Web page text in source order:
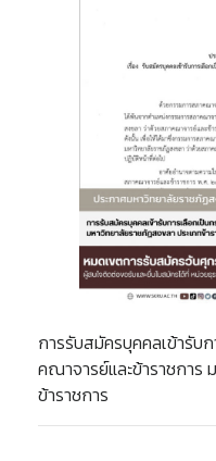
การรับสมัครบุคคลเข้ารับ
คณาจารย์และข้าราชการ
ข้าราชการ